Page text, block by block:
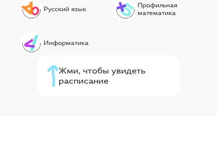
Русский язык
Профильная
математика
Информатика
Жми, чтобы увидеть
расписание